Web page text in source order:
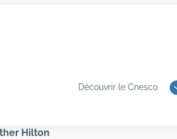
Découvrir le Cnesco
Hilton